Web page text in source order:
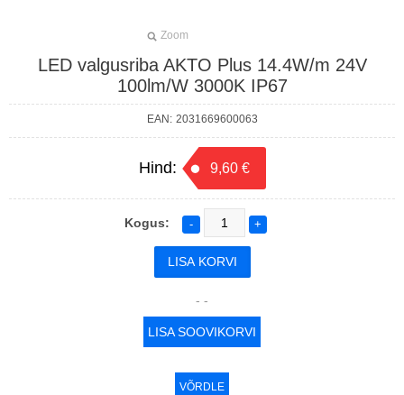
Zoom
LED valgusriba AKTO Plus 14.4W/m 24V
100lm/W 3000K IP67
EAN: 2031669600063
Hind: 9,60 €
Kogus: - +
- -
LISA SOOVIKORVI
VÕRDLE